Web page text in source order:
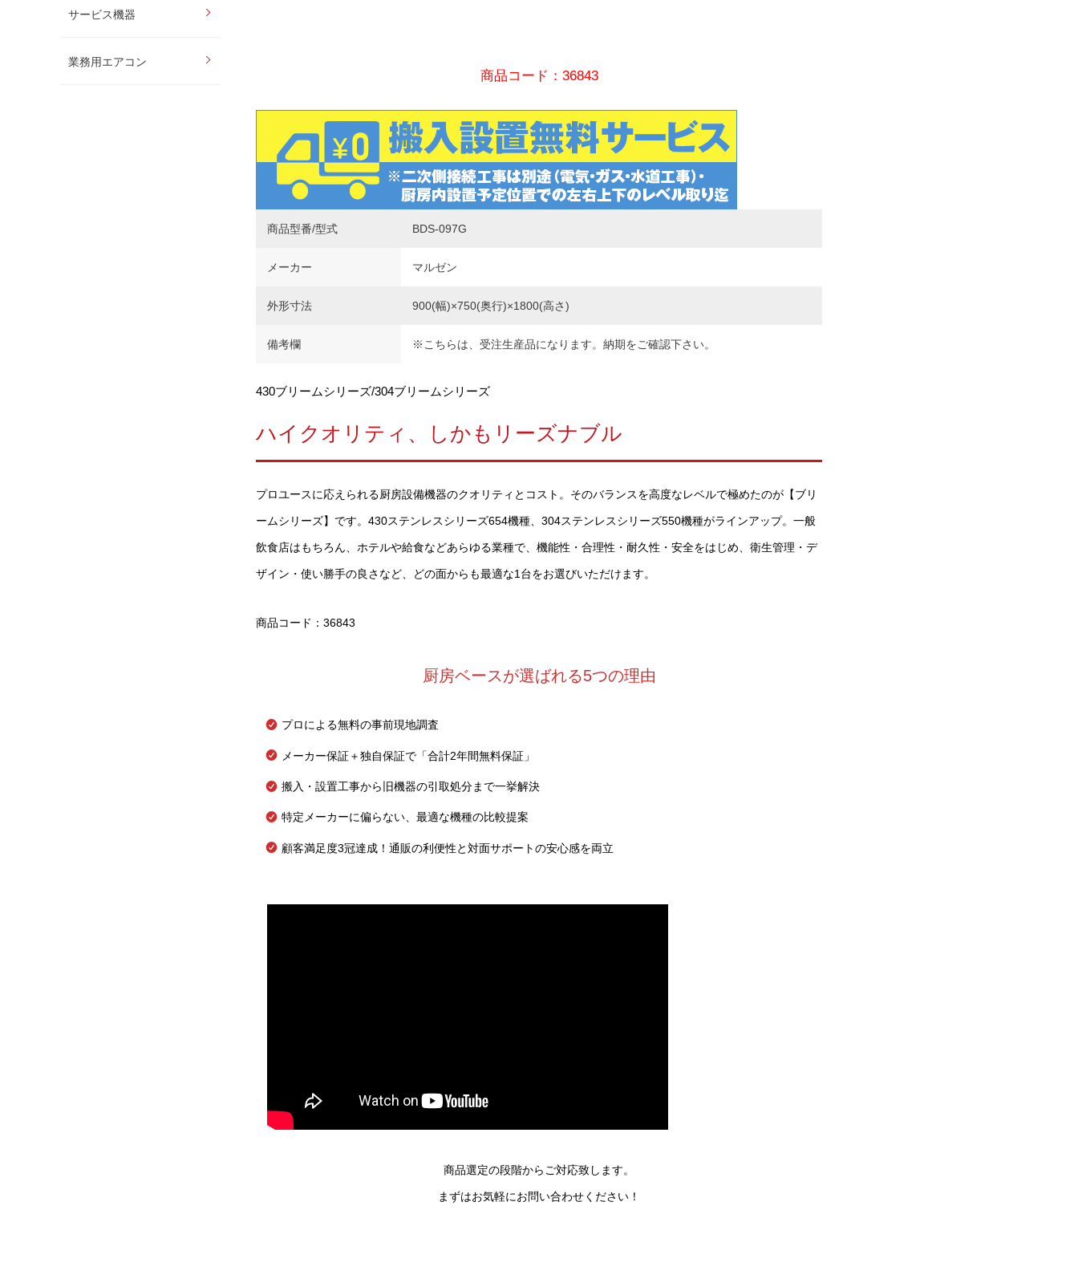
サービス機器
業務用エアコン
商品コード：36843
商品型番/型式 BDS-097G
メーカー マルゼン
外形寸法 900(幅)×750(奥行)×1800(高さ)
備考欄 ※こちらは、受注生産品になります。納期をご確認下さい。
430ブリームシリーズ/304ブリームシリーズ
ハイクオリティ、しかもリーズナブル
プロユースに応えられる厨房設備機器のクオリティとコスト。そのバランスを高度なレベルで極めたのが【ブリ
ームシリーズ】です。430ステンレスシリーズ654機種、304ステンレスシリーズ550機種がラインアップ。一般
飲食店はもちろん、ホテルや給食などあらゆる業種で、機能性・合理性・耐久性・安全をはじめ、衛生管理・デ
ザイン・使い勝手の良さなど、どの面からも最適な1台をお選びいただけます。
商品コード：36843
厨房ベースが選ばれる5つの理由
プロによる無料の事前現地調査
メーカー保証＋独自保証で「合計2年間無料保証」
搬入・設置工事から旧機器の引取処分まで一挙解決
特定メーカーに偏らない、最適な機種の比較提案
顧客満足度3冠達成！通販の利便性と対面サポートの安心感を両立
商品選定の段階からご対応致します。
まずはお気軽にお問い合わせください！